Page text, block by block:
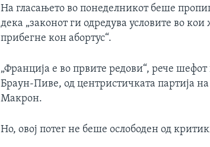
На гласањето во понеделникот беше
дека „законот ги одредува условите во
прибегне кон абортус“.
„Франција е во првите редови“, рече
Браун-Пиве, од центристичката партија
Макрон.
Но, овој потег не беше ослободен од